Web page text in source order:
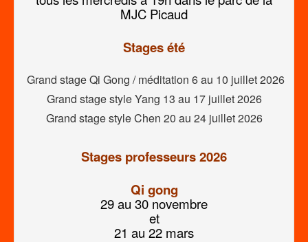
MJC Picaud
Stages été
Grand stage Qi Gong / méditation 6 au 10 juillet 2026
Grand stage style Yang 13 au 17 juillet 2026
Grand stage style Chen 20 au 24 juillet 2026
Stages professeurs 2026
Qi gong
29 au 30 novembre
et
21 au 22 mars